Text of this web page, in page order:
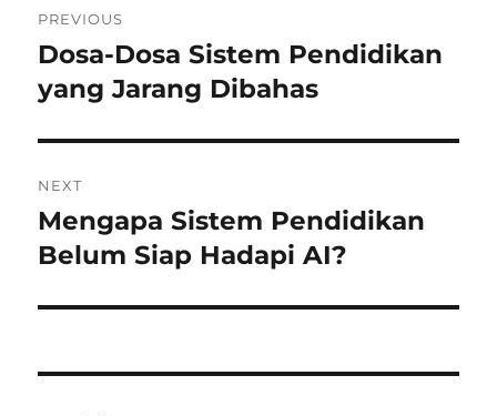
navigation
PREVIOUS
Previous
post:
Dosa-Dosa Sistem Pendidikan
yang Jarang Dibahas
NEXT
Next
post:
Mengapa Sistem Pendidikan
Belum Siap Hadapi AI?